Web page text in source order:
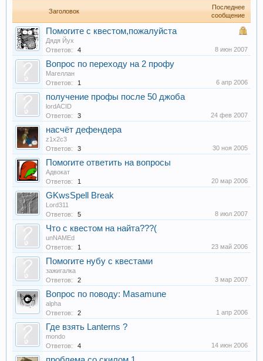
Заголовок
Последнее
сообщение
Помогите с квестом,пожалуйста
Дядя Йух
Ответов:
4 8 июн 2007
Вопрос по переходу на 2 профу
Магеллан
Ответов:
1 6 апр 2006
получение профы после 50 джоба
lordACID
Ответов:
3 24 фев 2007
насчёт дефендера
z1x2c3
Ответов:
3 30 ноя 2005
Помогите ответить на вопросы
Адвокат
Ответов:
1 20 мар 2006
GKwsSpell Break
Lord311
Ответов:
5 8 июл 2007
Что с квестом на найта???(
unNAMEd
Ответов:
1 23 май 2006
Помогите нубу с квестами
зажигалка
Ответов:
2 3 мар 2007
Вопрос по поводу: Masamune
alpha
Ответов:
2 1 апр 2006
Где взять Lanterns ?
mondo
Ответов:
4 14 июн 2006